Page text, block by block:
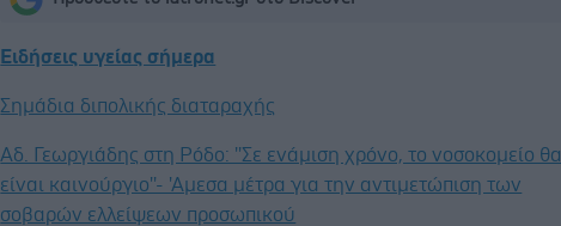
Ειδήσεις υγείας σήμερα
Σημάδια διπολικής διαταραχής
Αδ. Γεωργιάδης στη Ρόδο: ''Σε ενάμιση χρόνο, το νοσοκομείο θα
είναι καινούργιο''- 'Αμεσα μέτρα για την αντιμετώπιση των
σοβαρών ελλείψεων προσωπικού